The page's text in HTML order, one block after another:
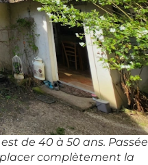
de 40 à 50 ans. Passée
complètement la